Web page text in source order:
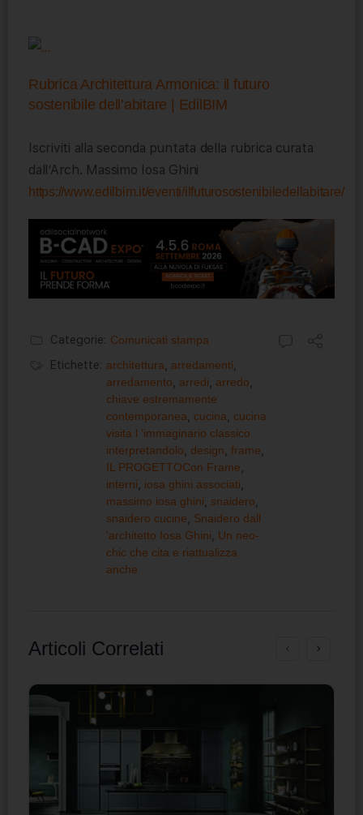
Rubrica Architettura Armonica: il futuro
sostenibile dell’abitare | EdilBIM
Iscriviti alla seconda puntata della rubrica curata
dall’Arch. Massimo Iosa Ghini
https://www.edilbim.it/eventi/ilfuturosostenibiledellabitare/
Categorie: Comunicati stampa
Etichette: architettura arredamenti
arredamento
arredi arredo
chiave estremamente
contemporanea
cucina
cucina
visita l 'immaginario classico
interpretandolo
design frame
IL PROGETTOCon Frame
interni
iosa ghini associati
massimo iosa ghini
snaidero
snaidero cucine
Snaidero dall
'architetto Iosa Ghini
Un neo-
chic che cita e riattualizza
anche
Articoli Correlati